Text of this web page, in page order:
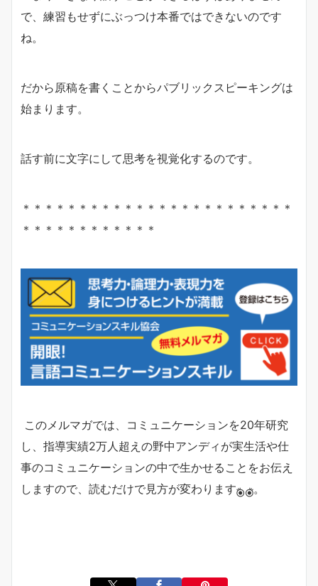
で、練習もせずにぶっつけ本番ではできないのです
ね。
だから原稿を書くことからパブリックスピーキングは
始まります。
話す前に文字にして思考を視覚化するのです。
＊＊＊＊＊＊＊＊＊＊＊＊＊＊＊＊＊＊＊＊＊＊＊＊
＊＊＊＊＊＊＊＊＊＊＊＊
このメルマガでは、コミュニケーションを20年研究
し、指導実績2万人超えの野中アンディが実生活や仕
事のコミュニケーションの中で生かせることをお伝え
しますので、読むだけで見方が変わります
。